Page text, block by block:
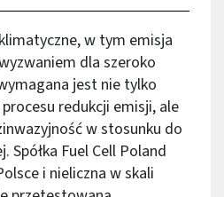
w tym emisja
dla szeroko
jest nie tylko
redukcji emisji, ale
w stosunku do
Spółka Fuel Cell Poland
i nieliczna w skali